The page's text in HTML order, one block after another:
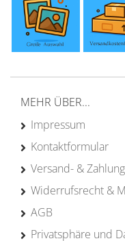
MEHR ÜBER...
Impressum
Kontaktformular
Versand- &
Widerrufsrecht &
AGB
Privatsphäre und